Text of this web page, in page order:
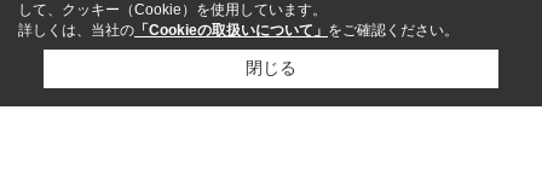
して、クッキー（Cookie）を使用しています。
詳しくは、当社の 「Cookieの取扱いについて」 をご確認ください。
閉じる